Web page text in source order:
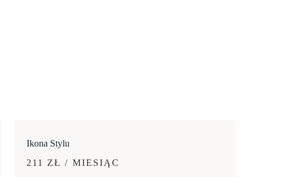
Ikona Stylu
211 ZŁ / MIESIĄC